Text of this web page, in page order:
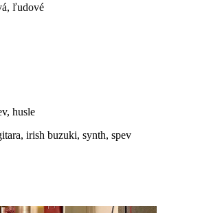
ľudové
husle
irish buzuki, synth, spev